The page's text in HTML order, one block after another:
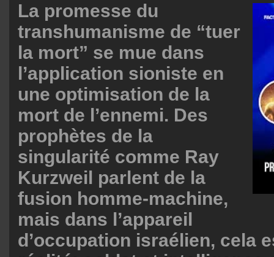
La promesse du
transhumanisme de “tuer
la mort” se mue dans
l’application sioniste en
une optimisation de la
mort de l’ennemi. Des
prophètes de la
singularité comme Ray
Kurzweil parlent de la
fusion homme-machine,
mais dans l’appareil
d’occupation israélien, cela